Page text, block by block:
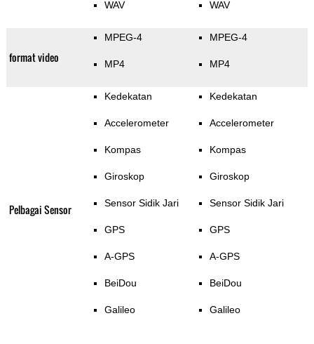
WAV WAV
format video
MPEG-4
MP4
MPEG-4
MP4
Pelbagai Sensor
Kedekatan
Accelerometer
Kompas
Giroskop
Sensor Sidik Jari
GPS
A-GPS
BeiDou
Galileo
Kedekatan
Accelerometer
Kompas
Giroskop
Sensor Sidik Jari
GPS
A-GPS
BeiDou
Galileo